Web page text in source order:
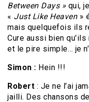
Between Days » qui,
« Just Like Heaven»
mais quelquefois ils
Cure aussi bien
et le pire simple… je
Simon : Hein !!!
Robert : Je ne l’ai
jailli. Des chansons de